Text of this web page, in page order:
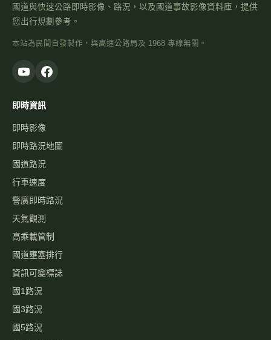
國道與快速公路即時影像、路況，以及國道事故影像資料庫，提供
您出行規劃參考。
本站為民間自發製作，與高速公路局及 1968 專線無關。
即時資訊
即時影像
即時路況地圖
國道路況
行車速度
警廣即時路況
天氣觀測
高乘載管制
國道壅塞排行
資訊可變標誌
國1路況
國3路況
國5路況